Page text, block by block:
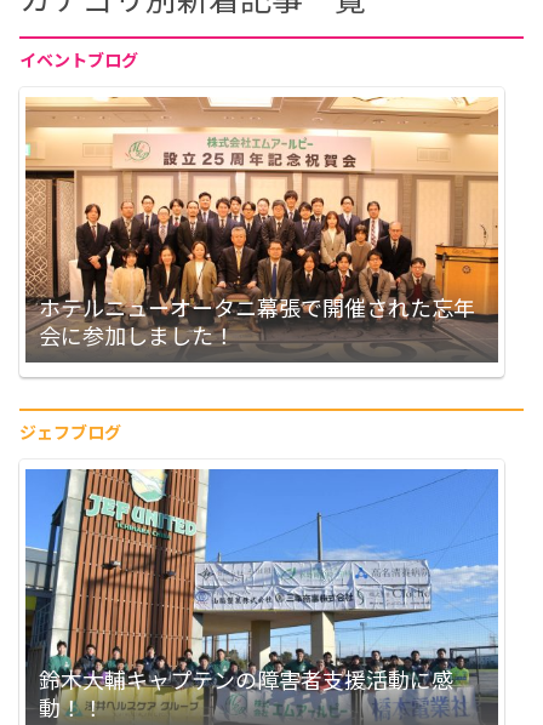
イベントブログ
ホテルニューオータニ幕張で開催された忘年
会に参加しました！
ジェフブログ
鈴木大輔キャプテンの障害者支援活動に感
動！！